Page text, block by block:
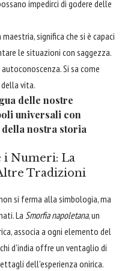
impedirci di godere delle
significa che si è capaci
le situazioni con saggezza.
Si sa come
vita.
delle nostre
universali con
nostra storia
i Numeri: La
Tradizioni
si ferma alla simbologia, ma
LaSmorfia napoletana, un
associa a ogni elemento del
d'india offre un ventaglio di
dell'esperienza onirica.